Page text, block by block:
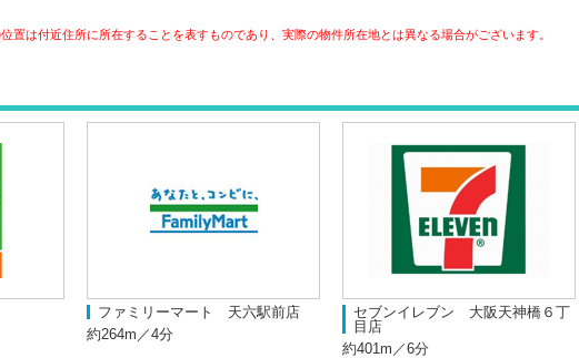
置は付近住所に所在することを表すものであり、実際の物件所在地とは異なる場合がございます。
ファミリーマート 天六駅前店
約264m／4分
セブンイレブン 大阪天神橋６丁
目店
約401m／6分